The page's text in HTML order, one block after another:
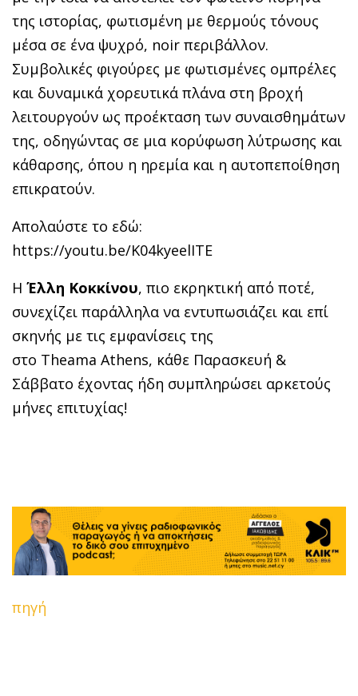
της ιστορίας, φωτισμένη με θερμούς τόνους
μέσα σε ένα ψυχρό, noir περιβάλλον.
Συμβολικές φιγούρες με φωτισμένες ομπρέλες
και δυναμικά χορευτικά πλάνα στη βροχή
λειτουργούν ως προέκταση των συναισθημάτων
της, οδηγώντας σε μια κορύφωση λύτρωσης και
κάθαρσης, όπου η ηρεμία και η αυτοπεποίθηση
επικρατούν.
Απολαύστε το εδώ:
https://youtu.be/K04kyeelITE
Η Έλλη Κοκκίνου, πιο εκρηκτική από ποτέ,
συνεχίζει παράλληλα να εντυπωσιάζει και επί
σκηνής με τις εμφανίσεις της
στο Theama Athens, κάθε Παρασκευή &
Σάββατο έχοντας ήδη συμπληρώσει αρκετούς
μήνες επιτυχίας!
πηγή